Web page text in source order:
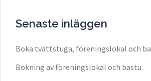
Senaste inläggen
Boka tvättstuga, föreningslokal och
Bokning av föreningslokal och bastu.